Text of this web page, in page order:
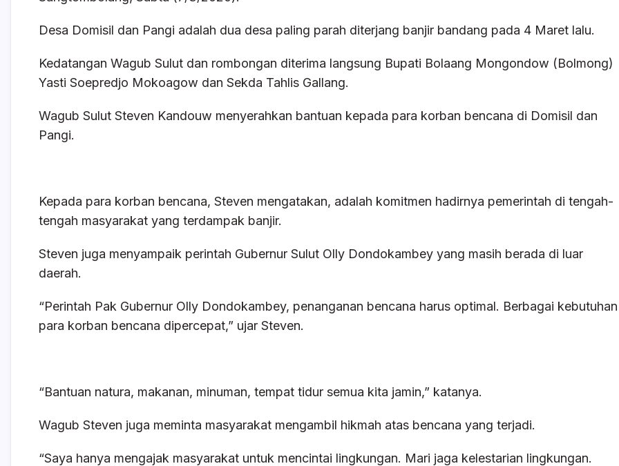
b
o
o
k
p
p
s
Desa Domisil dan Pangi adalah dua desa paling parah diterjang banjir bandang pada 4 Maret lalu.
Kedatangan Wagub Sulut dan rombongan diterima langsung Bupati Bolaang Mongondow (Bolmong)
Yasti Soepredjo Mokoagow dan Sekda Tahlis Gallang.
Wagub Sulut Steven Kandouw menyerahkan bantuan kepada para korban bencana di Domisil dan
Pangi.
Kepada para korban bencana, Steven mengatakan, adalah komitmen hadirnya pemerintah di tengah-
tengah masyarakat yang terdampak banjir.
Steven juga menyampaik perintah Gubernur Sulut Olly Dondokambey yang masih berada di luar
daerah.
“Perintah Pak Gubernur Olly Dondokambey, penanganan bencana harus optimal. Berbagai kebutuhan
para korban bencana dipercepat,” ujar Steven.
“Bantuan natura, makanan, minuman, tempat tidur semua kita jamin,” katanya.
Wagub Steven juga meminta masyarakat mengambil hikmah atas bencana yang terjadi.
“Saya hanya mengajak masyarakat untuk mencintai lingkungan. Mari jaga kelestarian lingkungan.